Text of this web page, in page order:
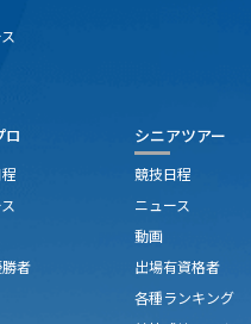
ロ
者
シニアツアー
競技日程
ニュース
動画
出場有資格者
各種ランキング